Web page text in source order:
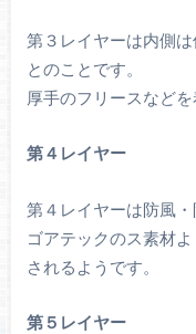
第３レイヤーは内側
とのことです。
厚手のフリースなど
第４レイヤー
第４レイヤーは防風・
ゴアテックのス素材
されるようです。
第５レイヤー